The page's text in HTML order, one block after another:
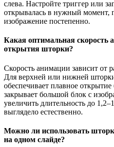
слева. Настройте триггер или
открывалась в нужный момент,
изображение постепенно.
Какая оптимальная скорость
открытия шторки?
Скорость анимации зависит от
Для верхней или нижней
обеспечивает плавное
закрывает большой блок с
увеличить длительность до
выглядело естественно.
Можно ли использовать
на одном слайде?